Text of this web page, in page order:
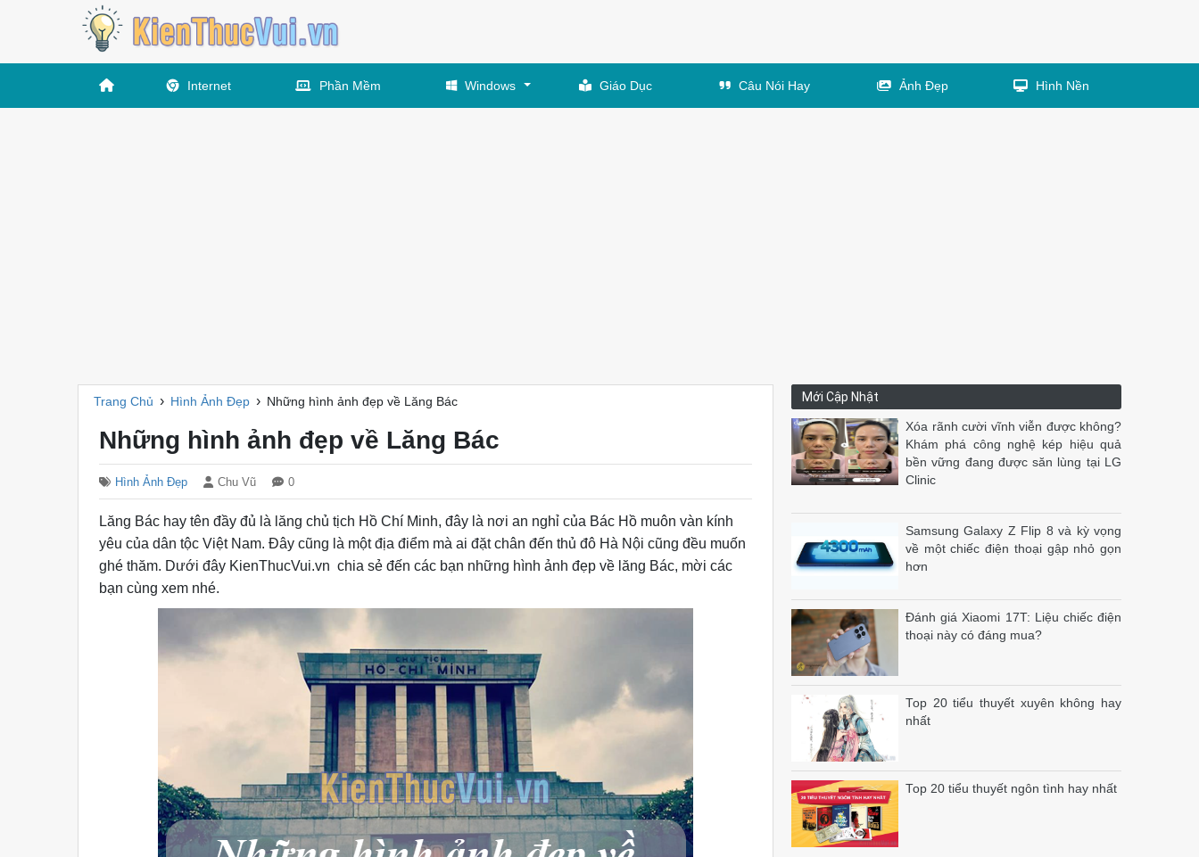
Internet Phần Mềm Windows Giáo Dục Câu Nói Hay Ảnh Đẹp Hình Nền
Trang Chủ › Hình Ảnh Đẹp › Những hình ảnh đẹp về Lăng Bác
Những hình ảnh đẹp về Lăng Bác
Hình Ảnh Đẹp Chu Vũ 0
Lăng Bác hay tên đầy đủ là lăng chủ tịch Hồ Chí Minh, đây là nơi an nghỉ của Bác Hồ muôn vàn kính
yêu của dân tộc Việt Nam. Đây cũng là một địa điểm mà ai đặt chân đến thủ đô Hà Nội cũng đều muốn
ghé thăm. Dưới đây KienThucVui.vn chia sẻ đến các bạn những hình ảnh đẹp về lăng Bác, mời các
bạn cùng xem nhé.
Mới Cập Nhật
Xóa rãnh cười vĩnh viễn được không?
Khám phá công nghệ kép hiệu quả
bền vững đang được săn lùng tại LG
Clinic
Samsung Galaxy Z Flip 8 và kỳ vọng
về một chiếc điện thoại gập nhỏ gọn
hơn
Đánh giá Xiaomi 17T: Liệu chiếc điện
thoại này có đáng mua?
Top 20 tiểu thuyết xuyên không hay
nhất
Top 20 tiểu thuyết ngôn tình hay nhất